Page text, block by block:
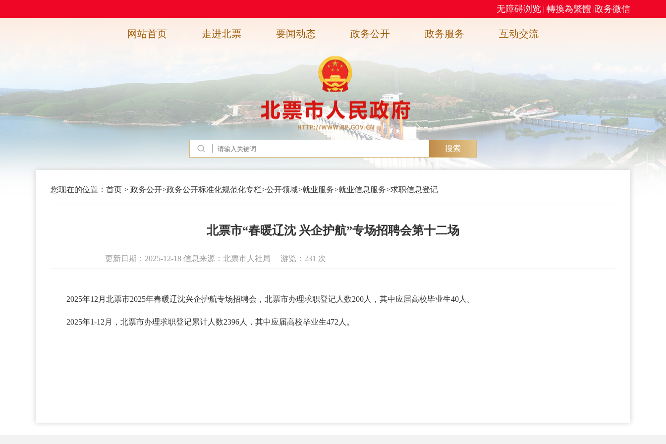
无障碍浏览 | 轉換為繁體 |政务微信
网站首页 走进北票 要闻动态 政务公开 政务服务 互动交流
搜索
您现在的位置： 首页 > 政务公开>政务公开标准化规范化专栏>公开领域>就业服务>就业信息服务>求职信息登记
北票市“春暖辽沈 兴企护航”专场招聘会第十二场
更新日期：2025-12-18 信息来源：北票市人社局 游览： 231 次
2025年12月北票市2025年春暖辽沈兴企护航专场招聘会，北票市办理求职登记人数200人，其中应届高校毕业生40人。
2025年1-12月，北票市办理求职登记累计人数2396人，其中应届高校毕业生472人。